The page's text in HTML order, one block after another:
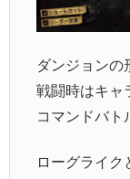
ダンジョンの
戦闘時はキャ
コマンドバト
ローグライク